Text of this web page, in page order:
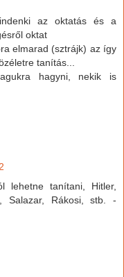
az oktatás és a
oktat
elmarad (sztrájk) az így
tanítás...
hagyni, nekik is
lehetne tanítani, Hitler,
Salazar, Rákosi, stb. -